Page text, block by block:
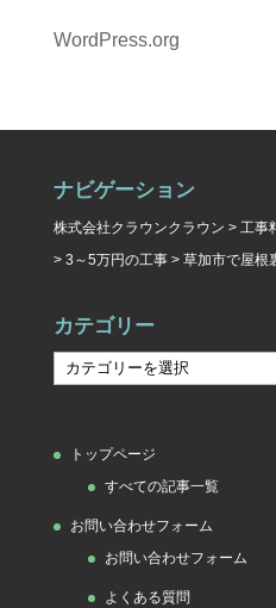
WordPress.org
ナビゲーション
株式会社クラウンクラウン > 工事
> 3～5万円の工事> 草加市で屋根
カテゴリー
リ
トップページ
すべての記事一覧
お問い合わせフォーム
お問い合わせフォーム
よくある質問